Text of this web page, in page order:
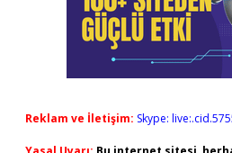
Reklam ve İletişim: Skype: